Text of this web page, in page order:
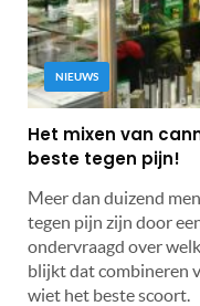
NIEUWS
Het mixen van
beste tegen pijn!
Meer dan duizend
tegen pijn zijn door
ondervraagd over
blijkt dat combineren
wiet het beste scoort.